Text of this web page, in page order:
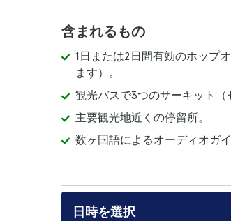
含まれるもの
1日または2日間有効のホップ
ます）。
観光バスで3つのサーキット（
主要観光地近くの停留所。
数ヶ国語によるオーディオガ
日時を選択